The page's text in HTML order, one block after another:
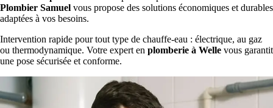
Plombier Samuel vous propose des solutions économiques et durables
adaptées à vos besoins.
Intervention rapide pour tout type de chauffe-eau : électrique, au gaz
ou thermodynamique. Votre expert en plomberie à Welle vous garantit
une pose sécurisée et conforme.